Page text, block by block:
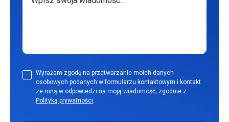
Wyrażam zgodę na przetwarzanie moich danych
osobowych podanych w formularzu kontaktowym i kontakt
ze mną w odpowiedzi na moją wiadomość, zgodnie z
Polityką prywatności.